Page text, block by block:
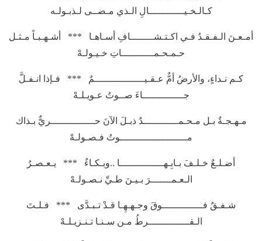
كـالـخـيــــــــــــالِ الـذي مـضــى لـذبـولـه
أمـعـنَ الـفـقـدُ فـي اكـتـشــــــــافِ أسـاهـا *** أشـهـبـاً مـثـل
حـمـحـمـــــــــــاتِ خـيـولـهْ
كـم نـداءٍ، والأرضُ أمٌّ عـقـيـــــــــــــــــمٌ *** فـإذا انـفـلَّ
جــــــــــــــاءَ صــوتُ عـويـلـهْ
مـهـجـةٌ بـل مـحـمــــــــــــدٌ ذبـلَ الآنَ حـــــــــــــــريٌّ بـذاك
مـــــــــــــــــــــــوتُ فـصـولـهْ
أضـلـعٌ خـلـفَ بـابِـهـــــــــــــــا ..وبـكـاءٌ *** يـعـصـرُ
الـعـمـــــــرَ بـيـنَ طـيِّ نـصـولـهْ
شـفـقٌ فــــــــــــــوقَ وجـهـهِـا قـدْ تـبـدَّى *** فـلـتَ
الـقــــــــــــــرطُ مـن سـنـا تـنـزيـلـهْ